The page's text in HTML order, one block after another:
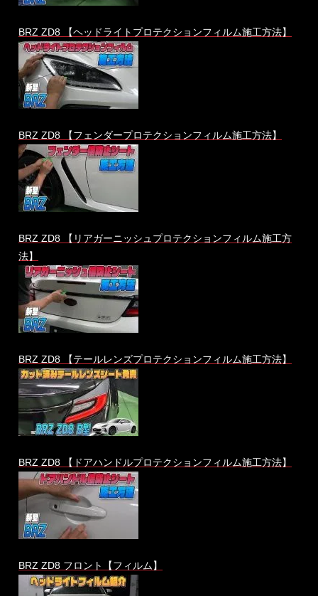
BRZ ZD8 【ヘッドライトプロテクションフィルム施工方法】
BRZ ZD8 【フェンダープロテクションフィルム施工方法】
BRZ ZD8 【リアガーニッシュプロテクションフィルム施工方
法】
BRZ ZD8 【テールレンズプロテクションフィルム施工方法】
BRZ ZD8 【ドアハンドルプロテクションフィルム施工方法】
BRZ ZD8 フロント【フィルム】